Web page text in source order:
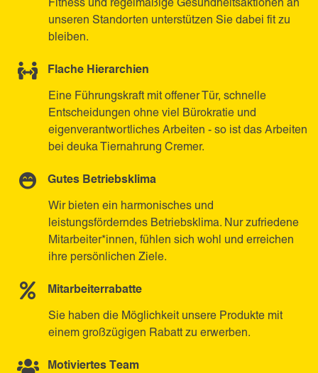
Fitness und regelmäßige Gesundheitsaktionen an
unseren Standorten unterstützen Sie dabei fit zu
bleiben.
Flache Hierarchien
Eine Führungskraft mit offener Tür, schnelle
Entscheidungen ohne viel Bürokratie und
eigenverantwortliches Arbeiten - so ist das Arbeiten
bei deuka Tiernahrung Cremer.
Gutes Betriebsklima
Wir bieten ein harmonisches und
leistungsförderndes Betriebsklima. Nur zufriedene
Mitarbeiter*innen, fühlen sich wohl und erreichen
ihre persönlichen Ziele.
Mitarbeiterrabatte
Sie haben die Möglichkeit unsere Produkte mit
einem großzügigen Rabatt zu erwerben.
Motiviertes Team